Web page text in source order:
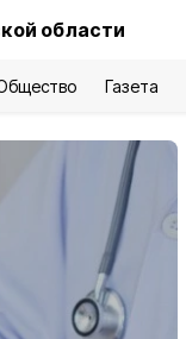
области
Газета